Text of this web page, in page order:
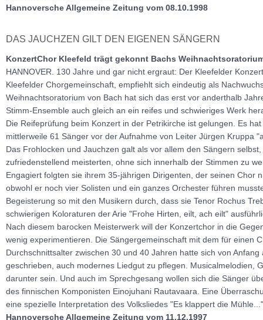
Hannoversche Allgemeine Zeitung vom 08.10.1998
DAS JAUCHZEN GILT DEN EIGENEN SÄNGERN
KonzertChor Kleefeld trägt gekonnt Bachs
HANNOVER. 130 Jahre und gar nicht ergraut: Der Kleefelder
Kleefelder Chorgemeinschaft, empfiehlt sich eindeutig als
Weihnachtsoratorium von Bach hat sich das erst vor anderthalb
Stimm-Ensemble auch gleich an ein reifes und schwieriges Werk
Die Reifeprüfung beim Konzert in der Petrikirche ist gelungen. Es
mittlerweile 61 Sänger vor der Aufnahme von Leiter Jürgen Kruppa
Das Frohlocken und Jauchzen galt als vor allem den Sängern
zufriedenstellend meisterten, ohne sich innerhalb der Stimmen zu
Engagiert folgten sie ihrem 35-jährigen Dirigenten, der seinen Chor
obwohl er noch vier Solisten und ein ganzes Orchester führen
Begeisterung so mit den Musikern durch, dass sie Tenor Rochus
schwierigen Koloraturen der Arie "Frohe Hirten, eilt, ach eilt"
Nach diesem barocken Meisterwerk will der Konzertchor in die
wenig experimentieren. Die Sängergemeinschaft mit dem für einen
Durchschnittsalter zwischen 30 und 40 Jahren hatte sich von
geschrieben, auch modernes Liedgut zu pflegen. Musicalmelodien,
darunter sein. Und auch im Sprechgesang wollen sich die Sänger
des finnischen Komponisten Einojuhani Rautavaara. Eine
eine spezielle Interpretation des Volksliedes "Es klappert die
Hannoversche Allgemeine Zeitung vom 11.12.1997